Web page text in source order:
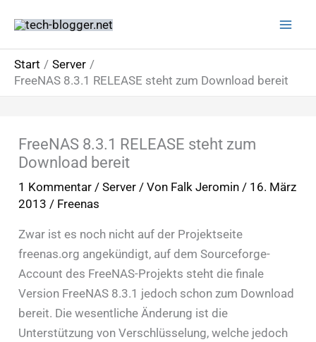
Inhalt
springen
Start
Server
FreeNAS 8.3.1 RELEASE steht zum Download bereit
FreeNAS 8.3.1 RELEASE steht zum
Download bereit
1 Kommentar / Server/ Von Falk Jeromin / 16. März
2013 / Freenas
Zwar ist es noch nicht auf der Projektseite
freenas.org angekündigt, auf dem Sourceforge-
Account des FreeNAS-Projekts steht die finale
Version FreeNAS 8.3.1 jedoch schon zum Download
bereit. Die wesentliche Änderung ist die
Unterstützung von Verschlüsselung, welche jedoch